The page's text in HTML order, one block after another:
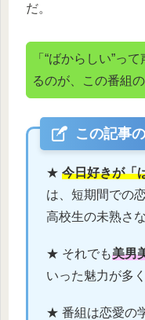
だ。
「“ばからしい”っ
るのが、この番組
この記事
★今日好きが「
は、短期間での
高校生の未熟さ
★ それでも美男
いった魅力が多
★ 番組は恋愛の